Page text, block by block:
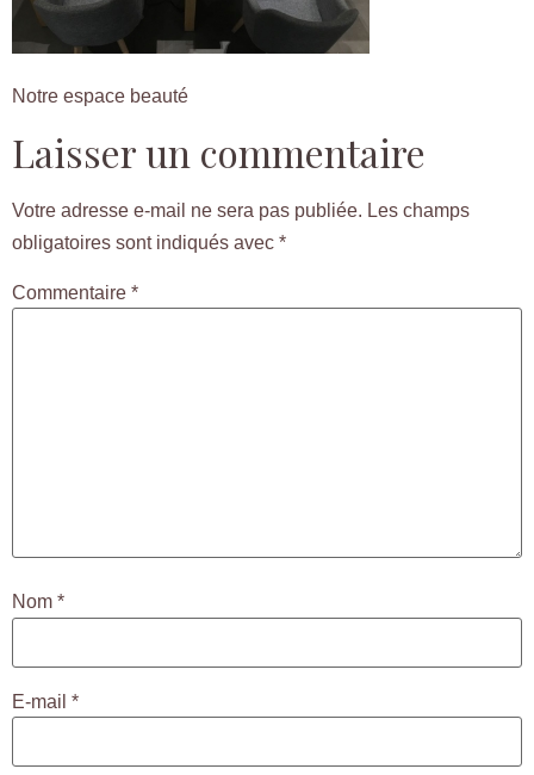
Notre espace beauté
Laisser un commentaire
Votre adresse e-mail ne sera pas publiée. Les champs
obligatoires sont indiqués avec *
Commentaire *
Nom *
E-mail *